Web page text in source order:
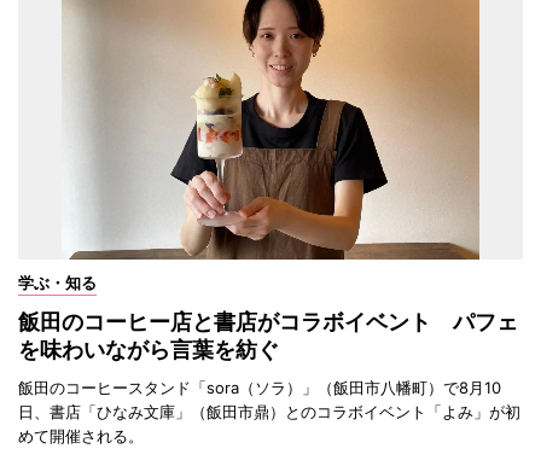
学ぶ・知る
飯田のコーヒー店と書店がコラボイベント パフェ
を味わいながら言葉を紡ぐ
飯田のコーヒースタンド「sora（ソラ）」（飯田市八幡町）で8月10
日、書店「ひなみ文庫」（飯田市鼎）とのコラボイベント「よみ」が初
めて開催される。